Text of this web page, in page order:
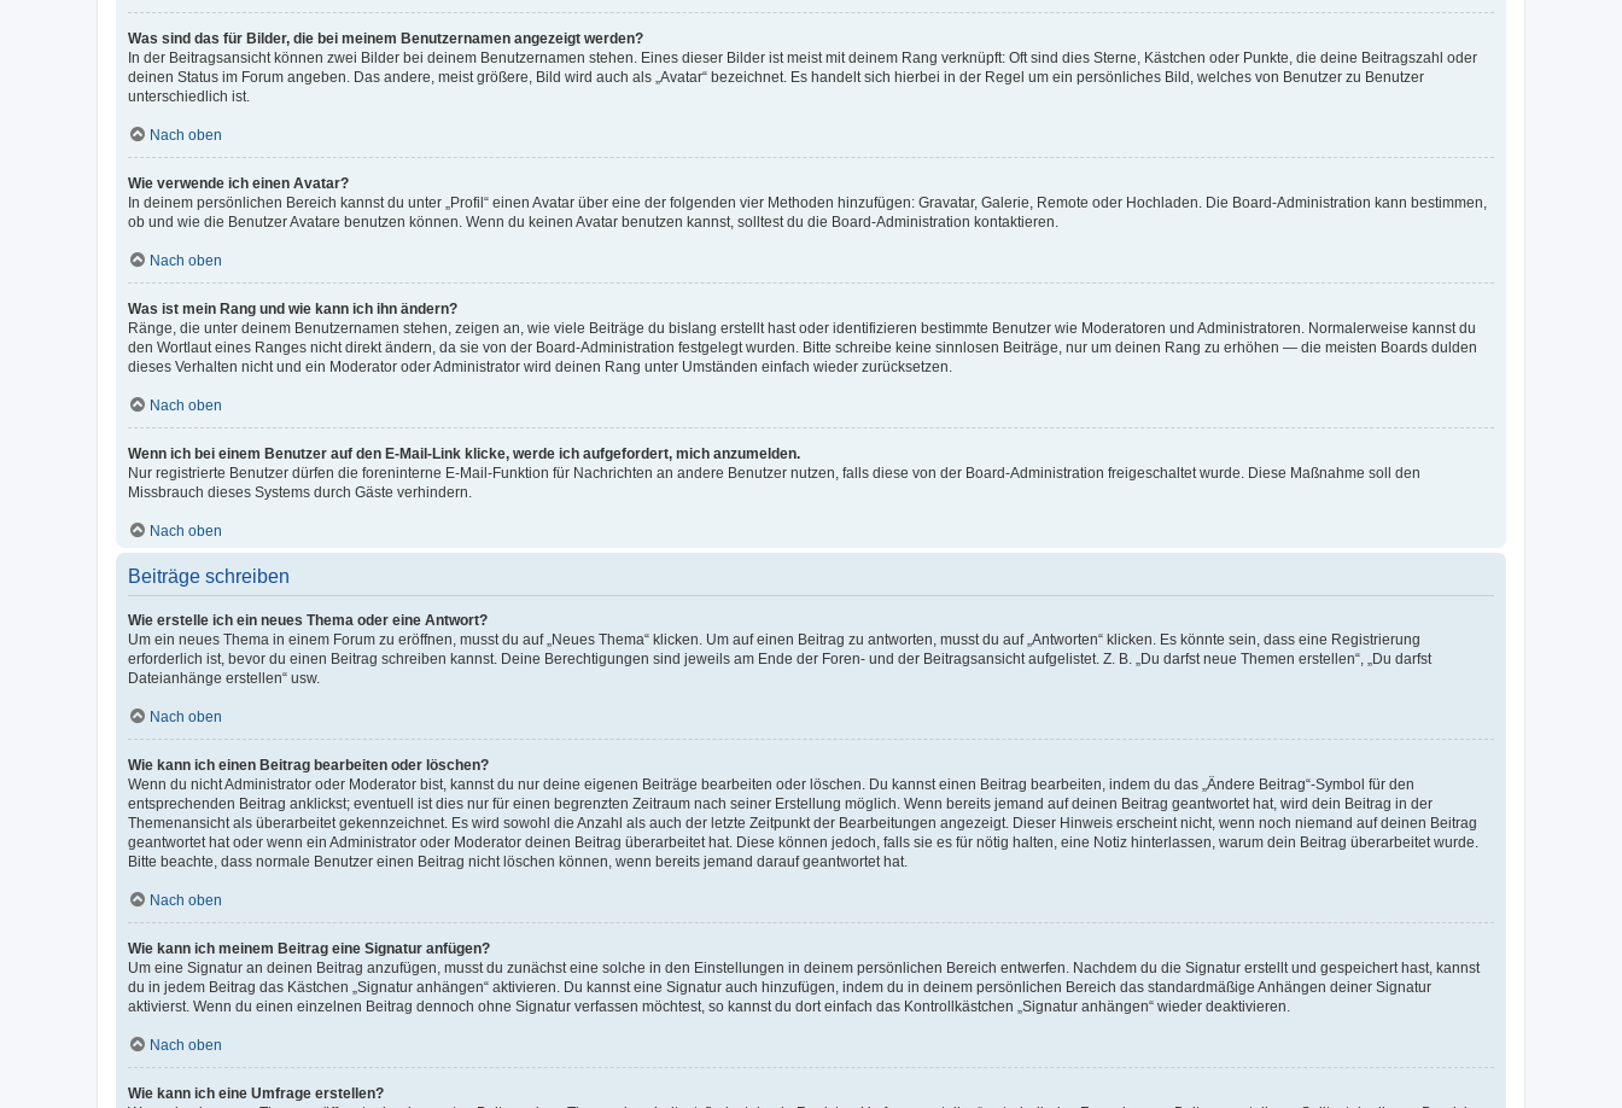
Was sind das für Bilder, die bei meinem Benutzernamen angezeigt werden?
In der Beitragsansicht können zwei Bilder bei deinem Benutzernamen stehen. Eines dieser Bilder ist meist mit deinem Rang verknüpft: Oft sind dies Sterne, Kästchen oder Punkte, die deine Beitragszahl oder
deinen Status im Forum angeben. Das andere, meist größere, Bild wird auch als „Avatar“ bezeichnet. Es handelt sich hierbei in der Regel um ein persönliches Bild, welches von Benutzer zu Benutzer
unterschiedlich ist.
Nach oben
Wie verwende ich einen Avatar?
In deinem persönlichen Bereich kannst du unter „Profil“ einen Avatar über eine der folgenden vier Methoden hinzufügen: Gravatar, Galerie, Remote oder Hochladen. Die Board-Administration kann bestimmen,
ob und wie die Benutzer Avatare benutzen können. Wenn du keinen Avatar benutzen kannst, solltest du die Board-Administration kontaktieren.
Nach oben
Was ist mein Rang und wie kann ich ihn ändern?
Ränge, die unter deinem Benutzernamen stehen, zeigen an, wie viele Beiträge du bislang erstellt hast oder identifizieren bestimmte Benutzer wie Moderatoren und Administratoren. Normalerweise kannst du
den Wortlaut eines Ranges nicht direkt ändern, da sie von der Board-Administration festgelegt wurden. Bitte schreibe keine sinnlosen Beiträge, nur um deinen Rang zu erhöhen — die meisten Boards dulden
dieses Verhalten nicht und ein Moderator oder Administrator wird deinen Rang unter Umständen einfach wieder zurücksetzen.
Nach oben
Wenn ich bei einem Benutzer auf den E-Mail-Link klicke, werde ich aufgefordert, mich anzumelden.
Nur registrierte Benutzer dürfen die foreninterne E-Mail-Funktion für Nachrichten an andere Benutzer nutzen, falls diese von der Board-Administration freigeschaltet wurde. Diese Maßnahme soll den
Missbrauch dieses Systems durch Gäste verhindern.
Nach oben
Beiträge schreiben
Wie erstelle ich ein neues Thema oder eine Antwort?
Um ein neues Thema in einem Forum zu eröffnen, musst du auf „Neues Thema“ klicken. Um auf einen Beitrag zu antworten, musst du auf „Antworten“ klicken. Es könnte sein, dass eine Registrierung
erforderlich ist, bevor du einen Beitrag schreiben kannst. Deine Berechtigungen sind jeweils am Ende der Foren- und der Beitragsansicht aufgelistet. Z. B. „Du darfst neue Themen erstellen“, „Du darfst
Dateianhänge erstellen“ usw.
Nach oben
Wie kann ich einen Beitrag bearbeiten oder löschen?
Wenn du nicht Administrator oder Moderator bist, kannst du nur deine eigenen Beiträge bearbeiten oder löschen. Du kannst einen Beitrag bearbeiten, indem du das „Ändere Beitrag“-Symbol für den
entsprechenden Beitrag anklickst; eventuell ist dies nur für einen begrenzten Zeitraum nach seiner Erstellung möglich. Wenn bereits jemand auf deinen Beitrag geantwortet hat, wird dein Beitrag in der
Themenansicht als überarbeitet gekennzeichnet. Es wird sowohl die Anzahl als auch der letzte Zeitpunkt der Bearbeitungen angezeigt. Dieser Hinweis erscheint nicht, wenn noch niemand auf deinen Beitrag
geantwortet hat oder wenn ein Administrator oder Moderator deinen Beitrag überarbeitet hat. Diese können jedoch, falls sie es für nötig halten, eine Notiz hinterlassen, warum dein Beitrag überarbeitet wurde.
Bitte beachte, dass normale Benutzer einen Beitrag nicht löschen können, wenn bereits jemand darauf geantwortet hat.
Nach oben
Wie kann ich meinem Beitrag eine Signatur anfügen?
Um eine Signatur an deinen Beitrag anzufügen, musst du zunächst eine solche in den Einstellungen in deinem persönlichen Bereich entwerfen. Nachdem du die Signatur erstellt und gespeichert hast, kannst
du in jedem Beitrag das Kästchen „Signatur anhängen“ aktivieren. Du kannst eine Signatur auch hinzufügen, indem du in deinem persönlichen Bereich das standardmäßige Anhängen deiner Signatur
aktivierst. Wenn du einen einzelnen Beitrag dennoch ohne Signatur verfassen möchtest, so kannst du dort einfach das Kontrollkästchen „Signatur anhängen“ wieder deaktivieren.
Nach oben
Wie kann ich eine Umfrage erstellen?